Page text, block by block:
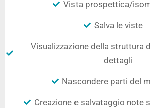
Vista prospettica/
Salva le viste
Visualizzazione della struttura
dettagli
Nascondere parti del
Creazione e salvataggio note